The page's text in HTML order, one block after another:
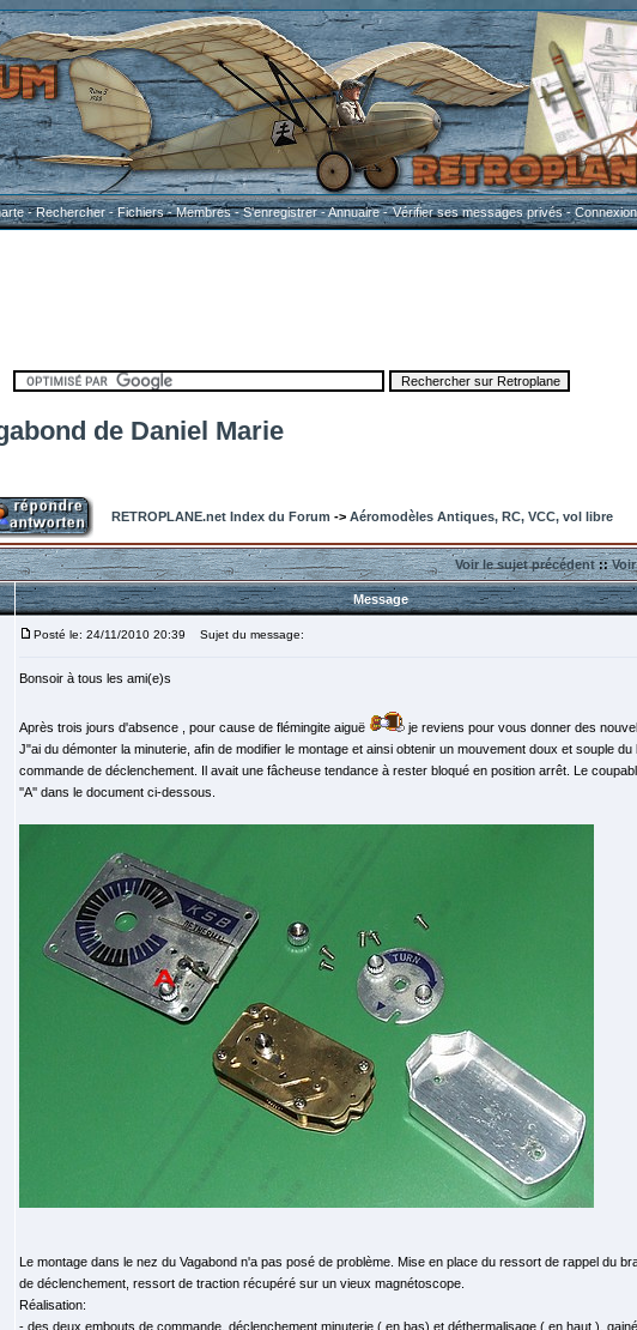
-Rechercher-Fichiers-Membres-S'enregistrer-Annuaire-Vérifier ses messages privés-Connexion
de Daniel Marie
RETROPLANE.net Index du Forum -> Aéromodèles Antiques, RC, VCC, vol libre
Voir le sujet précédent::
Message
Posté le: 24/11/2010 20:39 Sujet du message:
Bonsoir à tous les ami(e)s
Après trois jours d'absence , pour cause de flémingite aiguë
je reviens pour vous donner des
J"ai du démonter la minuterie, afin de modifier le montage et ainsi obtenir un mouvement doux et souple du
commande de déclenchement. Il avait une fâcheuse tendance à rester bloqué en position arrêt. Le
''A'' dans le document ci-dessous.
Le montage dans le nez du Vagabond n'a pas posé de problème. Mise en place du ressort de rappel du
de déclenchement, ressort de traction récupéré sur un vieux magnétoscope.
Réalisation:
- des deux embouts de commande, déclenchement minuterie ( en bas) et déthermalisage ( en haut ),